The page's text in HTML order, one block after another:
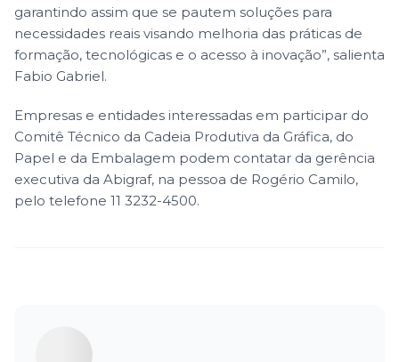
garantindo assim que se pautem soluções para
necessidades reais visando melhoria das práticas de
formação, tecnológicas e o acesso à inovação”, salienta
Fabio Gabriel.
Empresas e entidades interessadas em participar do
Comitê Técnico da Cadeia Produtiva da Gráfica, do
Papel e da Embalagem podem contatar da gerência
executiva da Abigraf, na pessoa de Rogério Camilo,
pelo telefone 11 3232-4500.